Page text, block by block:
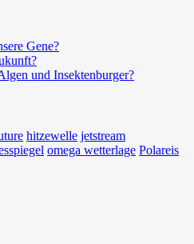
Gene?
und Insektenburger?
hitzewelle jetstream
omega wetterlage Polareis